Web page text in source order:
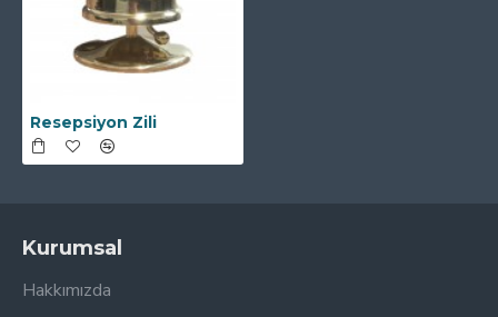
Resepsiyon Zili
Kurumsal
Hakkımızda